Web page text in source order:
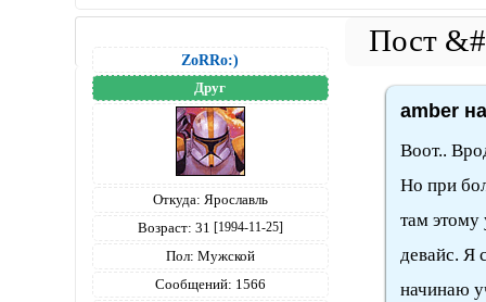
ZoRRo:)
Друг
Откуда: Ярославль
Возраст: 31 [1994-11-25]
Пол: Мужской
Сообщений: 1566
amber
Воот..
Но при
там
девайс. Я
начинаю